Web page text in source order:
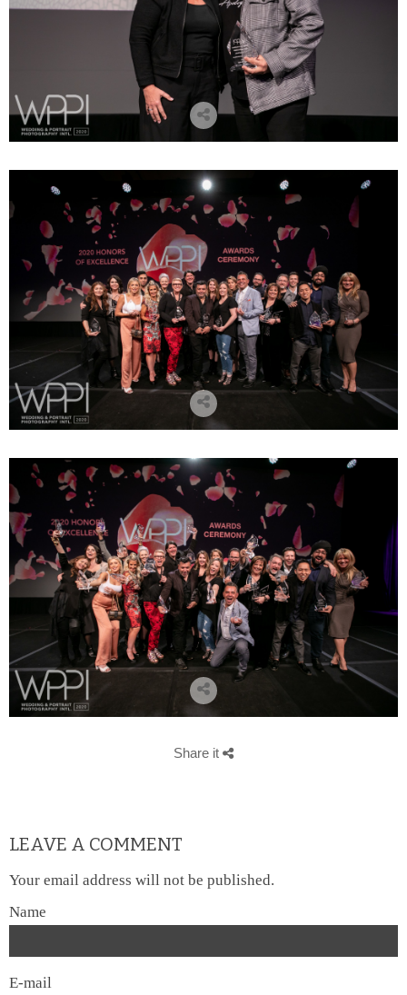
Share it
LEAVE A COMMENT
Your email address will not be published.
Name
E-mail